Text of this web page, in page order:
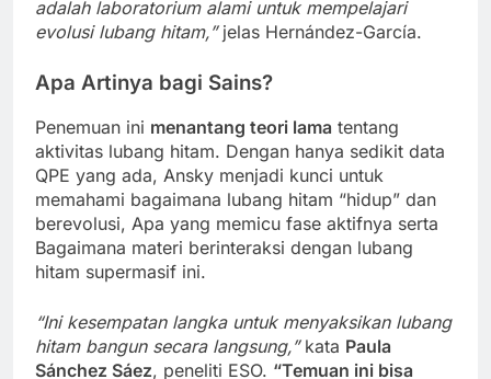
adalah laboratorium alami untuk mempelajari
evolusi lubang hitam,”jelas Hernández-García.
Apa Artinya bagi Sains?
Penemuan ini menantang teori lama tentang
aktivitas lubang hitam. Dengan hanya sedikit data
QPE yang ada, Ansky menjadi kunci untuk
memahami bagaimana lubang hitam “hidup” dan
berevolusi, Apa yang memicu fase aktifnya serta
Bagaimana materi berinteraksi dengan lubang
hitam supermasif ini.
“Ini kesempatan langka untuk menyaksikan lubang
hitam bangun secara langsung,”kata Paula
Sánchez Sáez, peneliti ESO. “Temuan ini bisa